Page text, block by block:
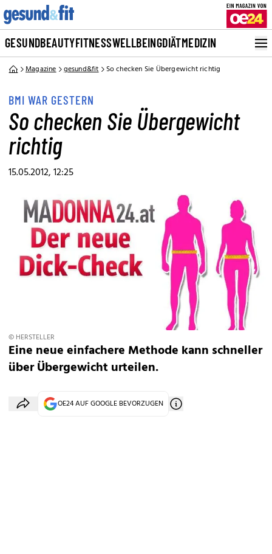
GESUNDBEAUTYFITNESSWELLBEINGDIÄTMEDIZIN
Magazine gesund&fit So checken Sie Übergewicht richtig
BMI WAR GESTERN
So checken Sie Übergewicht
richtig
15.05.2012, 12:25
© HERSTELLER
Eine neue einfachere Methode kann schneller
über Übergewicht urteilen.
OE24 AUF GOOGLE BEVORZUGEN